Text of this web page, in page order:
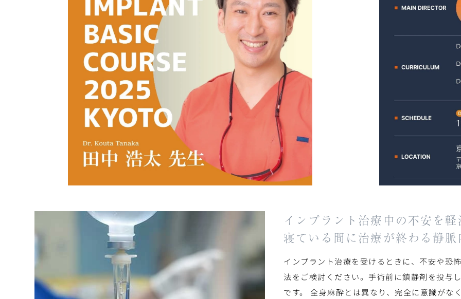
インプラント治療中の不安を軽
寝ている間に治療が終わる 静
インプラント治療を受けるときに、不安や恐
法をご検討ください。手術前に鎮静剤を投与
です。 全身麻酔とは異なり、完全に意識が